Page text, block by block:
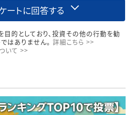
ートに回答する
的としており、投資その他の行動を勧
はありません。 詳細こちら >>
いて >>